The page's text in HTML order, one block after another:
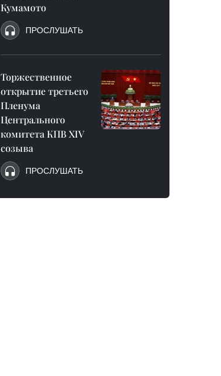
Кумамото
ПРОСЛУШАТЬ
Торжественное
открытие третьего
Пленума
Центрального
комитета КПВ XIV
созыва
ПРОСЛУШАТЬ